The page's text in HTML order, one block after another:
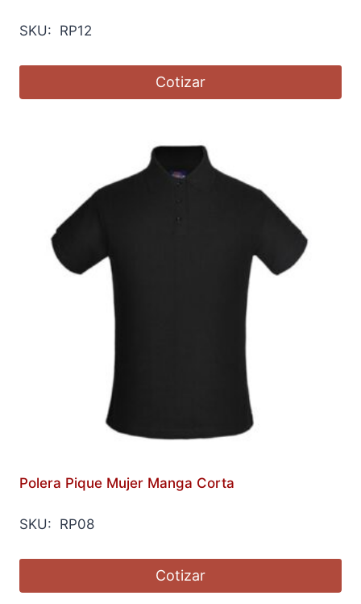
SKU: RP12
Cotizar
Polera Pique Mujer Manga Corta
SKU: RP08
Cotizar